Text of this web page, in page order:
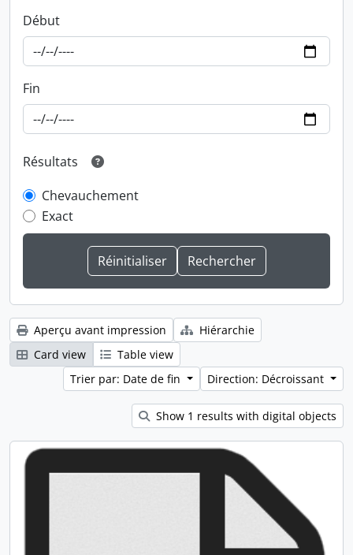
Début
Fin
Résultats
Chevauchement
Exact
Aperçu avant impression
Hiérarchie
Card view
Table view
Trier par: Date de fin
Direction: Décroissant
Show 1 results with digital objects